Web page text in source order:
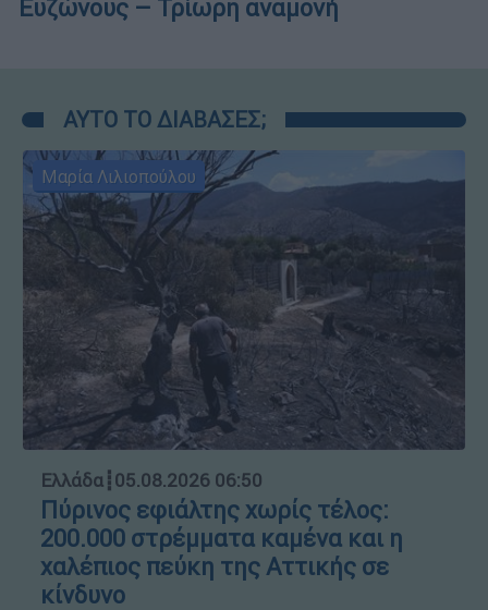
Ευζώνους – Τρίωρη αναμονή
ΑΥΤΟ ΤΟ ΔΙΑΒΑΣΕΣ;
Μαρία Λιλιοπούλου
Ελλάδα┋05.08.2026 06:50
Πύρινος εφιάλτης χωρίς τέλος:
200.000 στρέμματα καμένα και η
χαλέπιος πεύκη της Αττικής σε
κίνδυνο